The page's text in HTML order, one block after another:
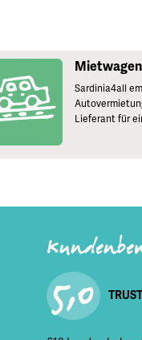
Sardinia4all
Lieferant für
5,0